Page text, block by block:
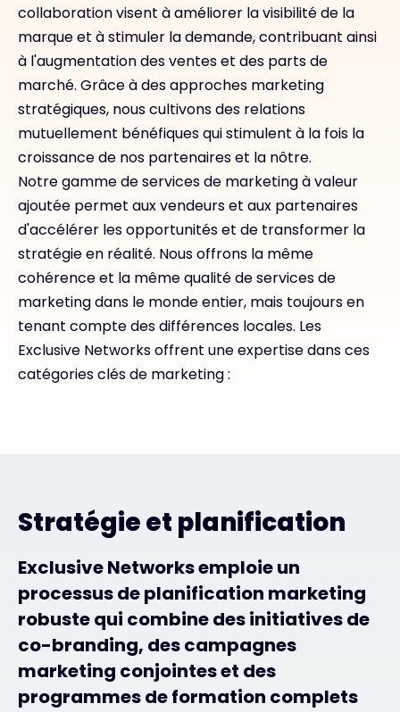
collaboration visent à améliorer la visibilité de la
marque et à stimuler la demande, contribuant ainsi
à l'augmentation des ventes et des parts de
marché. Grâce à des approches marketing
stratégiques, nous cultivons des relations
mutuellement bénéfiques qui stimulent à la fois la
croissance de nos partenaires et la nôtre.
Notre gamme de services de marketing à valeur
ajoutée permet aux vendeurs et aux partenaires
d'accélérer les opportunités et de transformer la
stratégie en réalité. Nous offrons la même
cohérence et la même qualité de services de
marketing dans le monde entier, mais toujours en
tenant compte des différences locales. Les
Exclusive Networks offrent une expertise dans ces
catégories clés de marketing :
Stratégie et planification
Exclusive Networks emploie un
processus de planification marketing
robuste qui combine des initiatives de
co-branding, des campagnes
marketing conjointes et des
programmes de formation complets